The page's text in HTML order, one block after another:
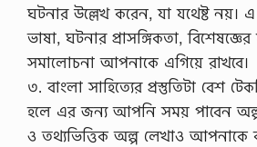
ঘটনার উল্লেখ করেন, যা যথেষ্ট নয়। এ
ভাষা, ঘটনার প্রাসঙ্গিকতা,
সমালোচনা আপনাকে এগিয়ে রাখবে।
৩. বাংলা সাহিত্যের প্রস্তুতিটা বেশ
হলে এর জন্য আপনি সময় পাবেন
ও তথ্যভিত্তিক অল্প লেখাও আপনাকে